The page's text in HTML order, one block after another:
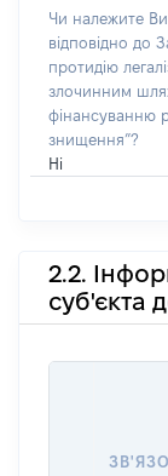
Чи належите Ви
відповідно до
протидію
злочинним
фінансуванню
знищення”?
Ні
2.2.
суб'єкта